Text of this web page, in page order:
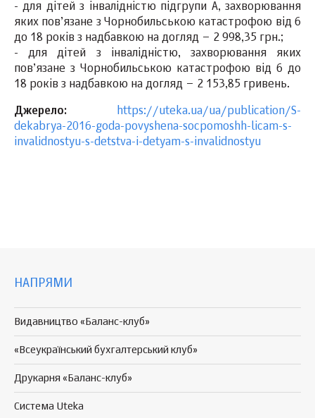
- для дітей з інвалідністю підгрупи А, захворювання
яких пов’язане з Чорнобильською катастрофою від 6
до 18 років з надбавкою на догляд – 2 998,35 грн.;
- для дітей з інвалідністю, захворювання яких
пов’язане з Чорнобильською катастрофою від 6 до
18 років з надбавкою на догляд – 2 153,85 гривень.
Джерело:
https://uteka.ua/ua/publication/S-
dekabrya-2016-goda-povyshena-socpomoshh-licam-s-
invalidnostyu-s-detstva-i-detyam-s-invalidnostyu
НАПРЯМИ
Видавництво «Баланс-клуб»
«Всеукраїнський бухгалтерський клуб»
Друкарня «Баланс-клуб»
Система Uteka